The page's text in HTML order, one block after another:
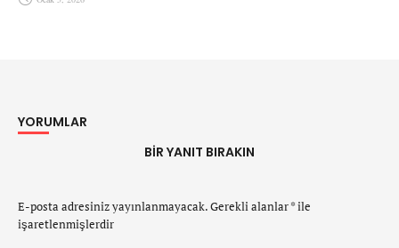
YORUMLAR
BIR YANIT BIRAKIN
E-posta adresiniz yayınlanmayacak.Gerekli alanlar*ile
işaretlenmişlerdir